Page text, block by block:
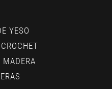
YESO
MADERA